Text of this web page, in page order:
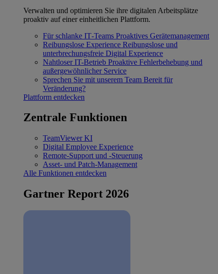
Verwalten und optimieren Sie ihre digitalen Arbeitsplätze
proaktiv auf einer einheitlichen Plattform.
Für schlanke IT‐Teams Proaktives Gerätemanagement
Reibungslose Experience Reibungslose und
unterbrechungsfreie Digital Experience
Nahtloser IT-Betrieb Proaktive Fehlerbehebung und
außergewöhnlicher Service
Sprechen Sie mit unserem Team Bereit für
Veränderung?
Plattform entdecken
Zentrale Funktionen
TeamViewer KI
Digital Employee Experience
Remote-Support und -Steuerung
Asset- und Patch-Management
Alle Funktionen entdecken
Gartner Report 2026